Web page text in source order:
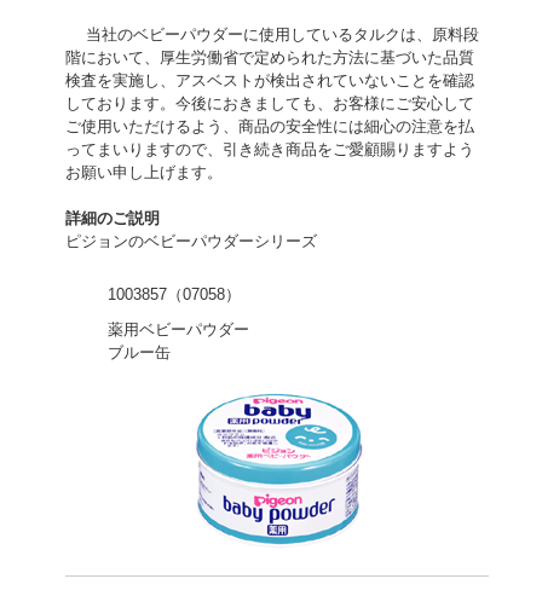
当社のベビーパウダーに使用しているタルクは、原料段
階において、厚生労働省で定められた方法に基づいた品質
検査を実施し、アスベストが検出されていないことを確認
しております。今後におきましても、お客様にご安心して
ご使用いただけるよう、商品の安全性には細心の注意を払
ってまいりますので、引き続き商品をご愛顧賜りますよう
お願い申し上げます。
詳細のご説明
ピジョンのベビーパウダーシリーズ
1003857（07058）
薬用ベビーパウダー
ブルー缶